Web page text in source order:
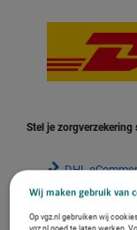
Stel je zorgverzekering
DHL
DHL
DHL
Wij maken gebruik van
Op vgz.nl gebruiken wij